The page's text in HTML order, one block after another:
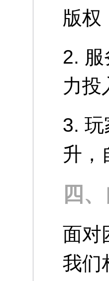
版权
2.
力投
3. 玩
升，
四
面对
我们